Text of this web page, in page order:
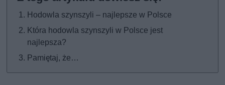
Hodowla szynszyli – najlepsze w Polsce
Która hodowla szynszyli w Polsce jest
najlepsza?
Pamiętaj, że…